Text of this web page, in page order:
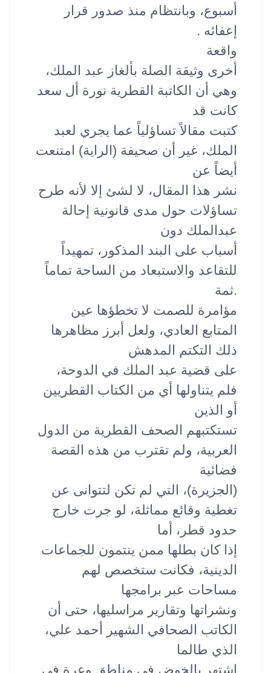
أسبوع، وبانتظام منذ صدور قرار
إعفائه .
واقعة
أخرى وثيقة الصلة بألغاز عبد الملك،
وهي أن الكاتبة القطرية نورة أل سعد
كانت قد
كتبت مقالاً تساؤلياً عما يجري لعبد
الملك، غير أن صحيفة (الراية) امتنعت
أيضاً عن
نشر هذا المقال، لا لشئ إلا لأنه طرح
تساؤلات حول مدى قانونية إحالة
عبدالملك دون
أسباب على البند المذكور، تمهيداً
للتقاعد والاستبعاد من الساحة تماماً
.ثمة
مؤامرة للصمت لا تخطؤها عين
المتابع العادي، ولعل أبرز مظاهرها
ذلك التكتم المدهش
على قضية عبد الملك في الدوحة،
فلم يتناولها أي من الكتاب القطريين
أو الذين
تستكتبهم الصحف القطرية من الدول
العربية، ولم تقترب من هذه القصة
فضائية
(الجزيرة)، التي لم تكن لتتوانى عن
تغطية وقائع مماثلة، لو جرت خارج
حدود قطر، أما
إذا كان بطلها ممن ينتمون للجماعات
الدينية، فكانت ستخصص لهم
مساحات عبر برامجها
ونشراتها وتقارير مراسليها، حتى أن
الكاتب الصحافي الشهير أحمد علي،
الذي طالما
اشتهر بالخوض في مناطق وعرة في